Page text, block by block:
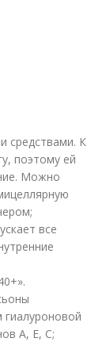
средствами. К
поэтому ей
Можно
все
А, Е, С;